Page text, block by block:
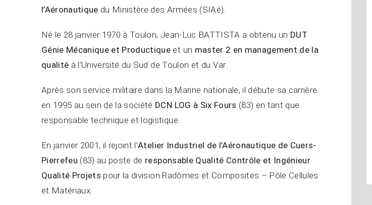
l’Aéronautique du Ministère des Armées (SIAé).
Né le 28 janvier 1970 à Toulon, Jean-Luc BATTISTA a obtenu un DUT
Génie Mécanique et Productique et un master 2 en management de la
qualité à l’Université du Sud de Toulon et du Var.
Après son service militaire dans la Marine nationale, il débute sa carrière
en 1995 au sein de la société DCN LOG à Six Fours (83) en tant que
responsable technique et logistique.
En janvier 2001, il rejoint l’Atelier Industriel de l’Aéronautique de Cuers-
Pierrefeu (83) au poste de responsable Qualité Contrôle et Ingénieur
Qualité Projets pour la division Radômes et Composites – Pôle Cellules
et Matériaux.